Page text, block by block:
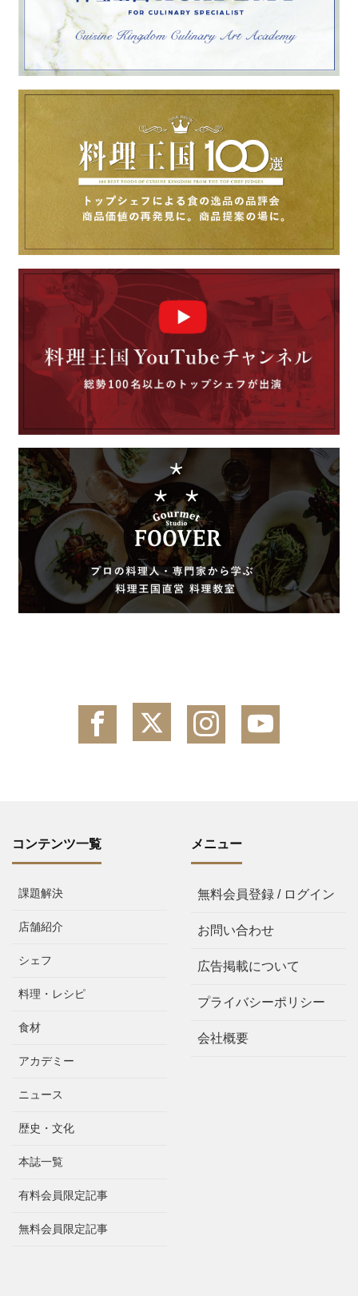
コンテンツ一覧
課題解決
店舗紹介
シェフ
料理・レシピ
食材
アカデミー
ニュース
歴史・文化
本誌一覧
有料会員限定記事
無料会員限定記事
メニュー
無料会員登録 / ログイン
お問い合わせ
広告掲載について
プライバシーポリシー
会社概要